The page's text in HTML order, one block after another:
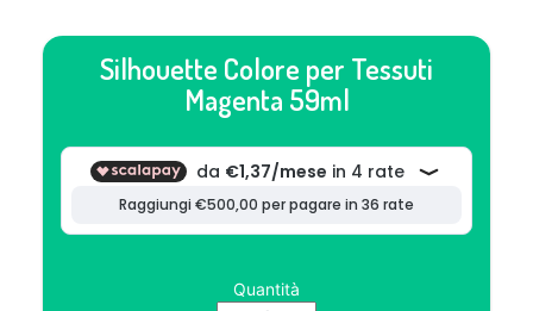
Silhouette Colore per Tessuti
Magenta 59ml
Quantità